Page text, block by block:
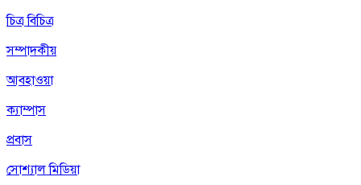
চিত্র বিচিত্র
সম্পাদকীয়
আবহাওয়া
ক্যাম্পাস
প্রবাস
সোশ্যাল মিডিয়া